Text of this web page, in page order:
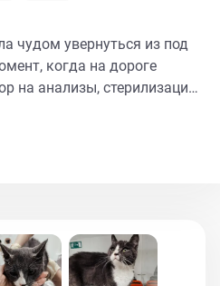
чудом увернуться из под
когда на дороге